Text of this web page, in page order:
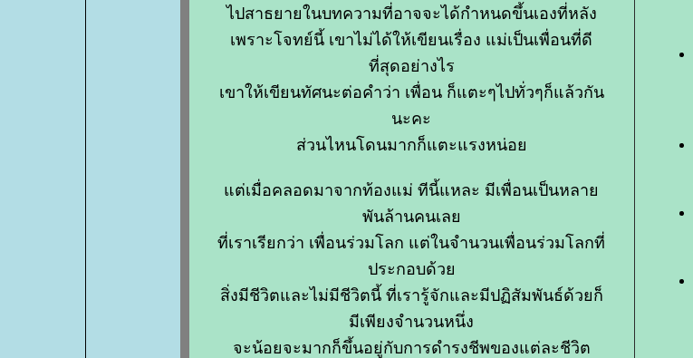
ไปสาธยายในบทความที่อาจจะได้กำหนดขึ้นเองที่หลัง
เพราะโจทย์นี้ เขาไม่ได้ให้เขียนเรื่อง แม่เป็นเพื่อนที่ดี
ที่สุดอย่างไร
เขาให้เขียนทัศนะต่อคำว่า เพื่อน ก็แตะๆไปทั่วๆก็แล้วกัน
นะคะ
ส่วนไหนโดนมากก็แตะแรงหน่อ
ต่เมื่อคลอดมาจากท้องแม่ ทีนี้แหละ มีเพื่อนเป็นหลา
พันล้านคนเล
ที่เราเรียกว่า เพื่อนร่วมโลก แต่ในจำนวนเพื่อนร่วมโลกที่
ประกอบด้ว
สิ่งมีชีวิตและไม่มีชีวิตนี้ ที่เรารู้จักและมีปฏิสัมพันธ์ด้วยก็
มีเพียงจำนวนหนึ่ง
จะน้อยจะมากก็ขึ้นอยู่กับการดำรงชีพของแต่ละชีวิต